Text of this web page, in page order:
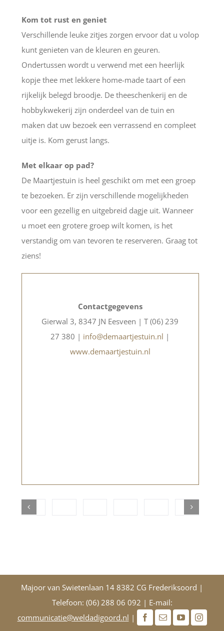
Kom tot rust en geniet
Verschillende leuke zitjes zorgen ervoor dat u volop
kunt genieten van de kleuren en geuren.
Ondertussen wordt u verwend met een heerlijk
kopje thee met lekkere home-made taart of een
rijkelijk belegd broodje. De theeschenkerij en de
hobbykwekerij zijn onderdeel van de tuin en
maken dat uw bezoek een verrassend en compleet
uitje is. Kom gerust langs.
Met elkaar op pad?
De Maartjestuin is heel geschikt om met een groep
te bezoeken. Er zijn verschillende mogelijkheden
voor een gezellig en uitgebreid dagje uit. Wanneer
u moet een grotere groep wilt komen, is het
verstandig om van tevoren te reserveren. Graag tot
ziens!
Contactgegevens
Gierwal 3, 8347 JN Eesveen | T (06) 239
27 380 | info@demaartjestuin.nl |
www.demaartjestuin.nl
Majoor van Swietenlaan 14 8382 CG Frederiksoord |
Telefoon: (06) 288 06 092 | E-mail:
communicatie@weldadigoord.nl |